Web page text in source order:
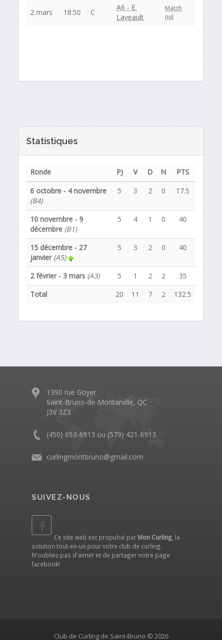
2 mars 18:50 C
A6 - E.
Laveault
Match
nul
Statistiques
Ronde PJ V D N
PTS
6 octobre - 4 novembre
(B4)
5 3 2 0 17.5
10 novembre - 9
décembre (B1)
5 4 1 0 40
15 décembre - 27
janvier (A5)
5 3 2 0 40
2 février - 3 mars (A3) 5 1 2 2
35
Total
20 11 7 2 132.5
1390 rue Goyer
Saint-Bruno-de-Montarville, QC
J3V 3Z3
(450) 653-6913 ou (579) 421-6913
curlingmontbruno@gmail.com
SUIVEZ-NOUS
Ce site web est propulsé par Mon Curling, la
solution tout-en-un pour votre club de curling.
N'oubliez pas d'aimer et de partager notre page
facebook!
Club de Curling de Saint-Bruno © 2026